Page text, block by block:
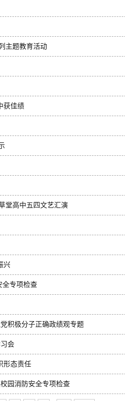
主题教育活动
获佳绩
堂高中五四文艺汇演
兴
专项检查
积极分子正确政绩观专题
会
形态责任
园消防安全专项检查